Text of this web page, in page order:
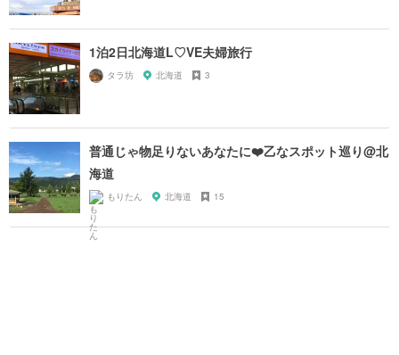
1泊2日北海道L♡VE夫婦旅行
タラ坊 北海道 3
普通じゃ物足りないあなたに❤️乙なスポット巡り@北
海道
もりたん 北海道 15